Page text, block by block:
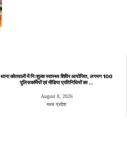
थाना कोतवाली में निःशुल्क स्वास्थ्य शिविर आयोजित, लगभग 100
पुलिसकर्मियों एवं मीडिया प्रतिनिधियों का ...
August 8, 2026
मध्य प्रदेश